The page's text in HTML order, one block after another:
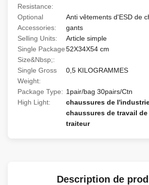
Resistance:
Optional
Accessories:
Anti vêtements d'ESD de
gants
Selling Units:
Article simple
Single Package
Size&Nbsp;:
52X34X54 cm
Single Gross
Weight:
0,5 KILOGRAMMES
Package Type: 1pair/bag 30pairs/Ctn
High Light:
chaussures de
chaussures de travail
traiteur
Description de